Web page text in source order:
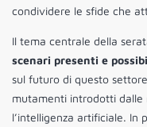
condividere le sfide che
Il tema centrale della
scenari presenti e
sul futuro di questo
mutamenti introdotti
l’intelligenza artificiale. In